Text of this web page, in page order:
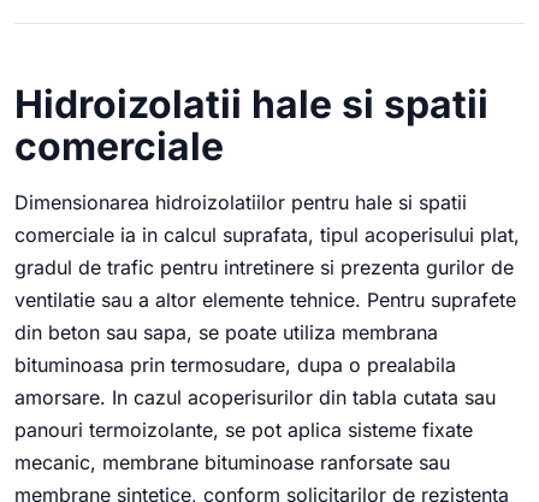
Hidroizolatii hale si spatii
comerciale
Dimensionarea hidroizolatiilor pentru hale si spatii
comerciale ia in calcul suprafata, tipul acoperisului plat,
gradul de trafic pentru intretinere si prezenta gurilor de
ventilatie sau a altor elemente tehnice. Pentru suprafete
din beton sau sapa, se poate utiliza membrana
bituminoasa prin termosudare, dupa o prealabila
amorsare. In cazul acoperisurilor din tabla cutata sau
panouri termoizolante, se pot aplica sisteme fixate
mecanic, membrane bituminoase ranforsate sau
membrane sintetice, conform solicitarilor de rezistenta